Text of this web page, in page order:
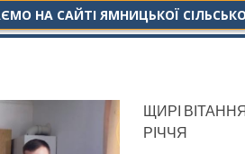
НА САЙТІ ЯМНИЦЬКОЇ
ЩИРІ
РІЧЧЯ